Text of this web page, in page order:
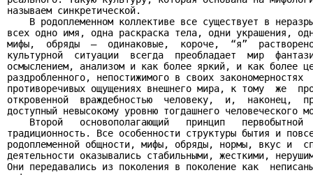
называем синкретической.
В родоплеменном коллективе все существует в
всех одно имя, одна раскраска тела, одни украшения,
мифы,  обряды  –  одинаковые,  короче,  “я”
культурной  ситуации  всегда  преобладает  мир
осмыслением, анализом и как более яркий, и как более
раздробленного, непостижимого в своих
противоречивых ощущениях внешнего мира, к тому  же
откровенной  враждебностью  человеку,  и,  наконец,
доступный невысокому уровню тогдашнего человеческого
Второй   основополагающий   принцип   первобытной
традиционность. Все особенности структуры бытия и
родоплеменной общности, мифы, обряды, нормы, вкус и
деятельности оказывались стабильными, жесткими,
Они передавались из поколения в поколение как